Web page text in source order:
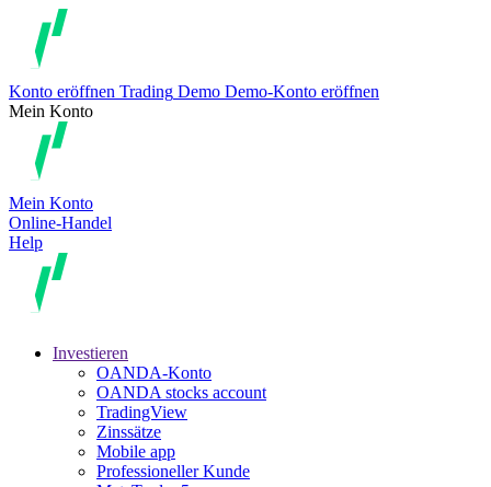
Konto eröffnen Trading Demo Demo-Konto eröffnen
Mein Konto
Mein Konto
Online-Handel
Help
Investieren
OANDA-Konto
OANDA stocks account
TradingView
Zinssätze
Mobile app
Professioneller Kunde